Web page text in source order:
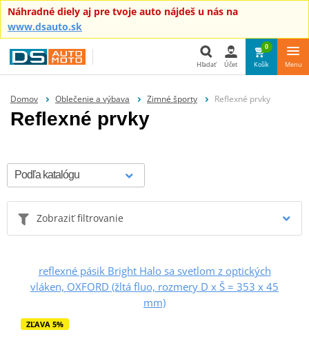
Náhradné diely aj pre tvoje auto nájdeš u nás na
www.dsauto.sk
Hľadať
Hľadať Účet
0
Košík Menu
Domov Oblečenie a výbava Zimné športy Reflexné prvky
Reflexné prvky
Zobraziť filtrovanie
reflexné pásik Bright Halo sa svetlom z optických
vláken, OXFORD (žltá fluo, rozmery D x Š = 353 x 45
mm)
ZĽAVA 5%